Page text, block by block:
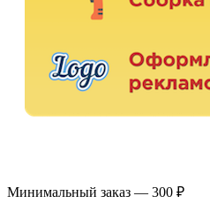
Минимальный заказ — 300 ₽